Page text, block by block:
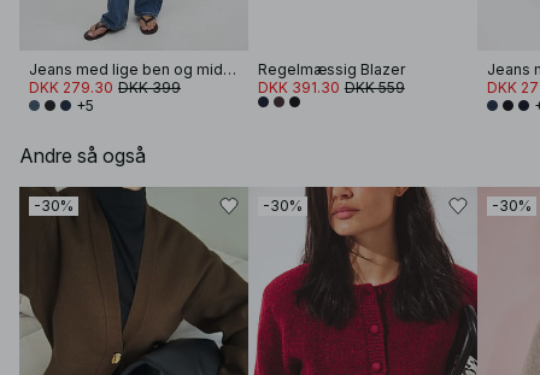
Jeans med lige ben og miditalje
DKK 279.30 DKK 399
+5
Regelmæssig Blazer
DKK 391.30 DKK 559
DKK
Andre så også
-30% -30% -30%